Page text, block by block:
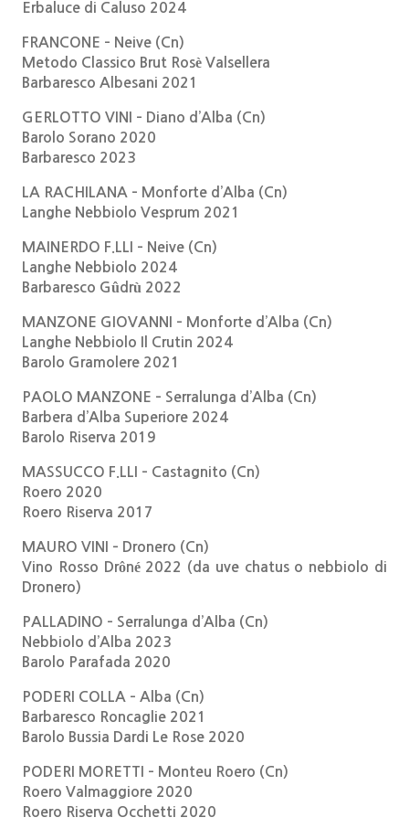
Erbaluce di Caluso 2024
FRANCONE – Neive (Cn)
Metodo Classico Brut Rosè Valsellera
Barbaresco Albesani 2021
GERLOTTO VINI – Diano d’Alba (Cn)
Barolo Sorano 2020
Barbaresco 2023
LA RACHILANA – Monforte d’Alba (Cn)
Langhe Nebbiolo Vesprum 2021
MAINERDO F.LLI – Neive (Cn)
Langhe Nebbiolo 2024
Barbaresco Gûdrù 2022
MANZONE GIOVANNI – Monforte d’Alba (Cn)
Langhe Nebbiolo Il Crutin 2024
Barolo Gramolere 2021
PAOLO MANZONE – Serralunga d’Alba (Cn)
Barbera d’Alba Superiore 2024
Barolo Riserva 2019
MASSUCCO F.LLI – Castagnito (Cn)
Roero 2020
Roero Riserva 2017
MAURO VINI – Dronero (Cn)
Vino Rosso Drôné 2022 (da uve chatus o nebbiolo di
Dronero)
PALLADINO – Serralunga d’Alba (Cn)
Nebbiolo d’Alba 2023
Barolo Parafada 2020
PODERI COLLA – Alba (Cn)
Barbaresco Roncaglie 2021
Barolo Bussia Dardi Le Rose 2020
PODERI MORETTI – Monteu Roero (Cn)
Roero Valmaggiore 2020
Roero Riserva Occhetti 2020